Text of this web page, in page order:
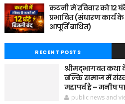
कटनी में रविवार को 12
प्रभावित (संधारण कार्य
आपूर्ति बाधित)
RECENT POSTS
श्रीमद्भागवत
बल्कि समाज में
महापर्व है – मनीष
public news and